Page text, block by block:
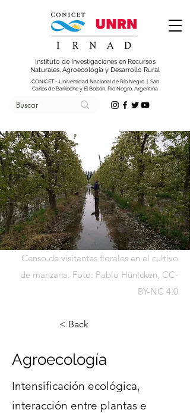
Instituto de Investigaciones en Recursos
Naturales, Agroecología y Desarrollo Rural
CONICET - Universidad Nacional de Río Negro | San
Carlos de Bariloche y El Bolsón, Río Negro, Argentina
Censo de visitantes florales en el cultivo
de manzana. Foto: Pablo Hünicken, CC-
BY-NC 4.0
< Back
Agroecología
Intensificación ecológica,
interacción entre plantas e